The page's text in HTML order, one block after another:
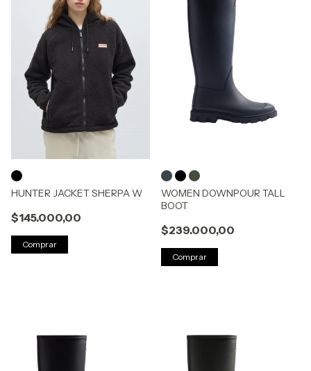
HUNTER JACKET SHERPA W
$145.000,00
Comprar
WOMEN DOWNPOUR TALL
BOOT
$239.000,00
Comprar